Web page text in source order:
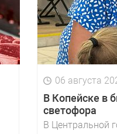
06 августа
В Копейске в
светофора
В Центральной